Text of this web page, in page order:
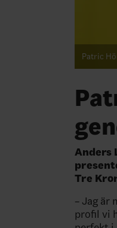
Patric
Anders
Tre
– Jag är
profil vi